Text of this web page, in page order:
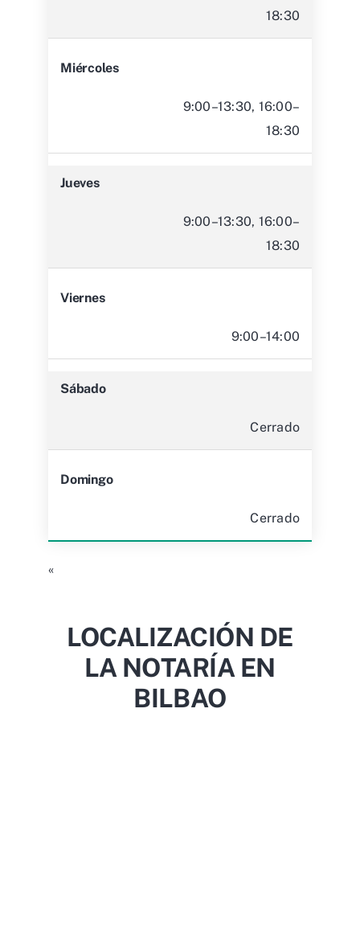
18:30
Miércoles
9:00–13:30, 16:00–
18:30
Jueves
9:00–13:30, 16:00–
18:30
Viernes
9:00–14:00
Sábado
Cerrado
Domingo
Cerrado
«
LOCALIZACIÓN DE
LA NOTARÍA EN
BILBAO